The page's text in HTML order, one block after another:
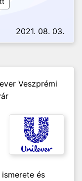
2021. 08. 03.
Veszprémi
és